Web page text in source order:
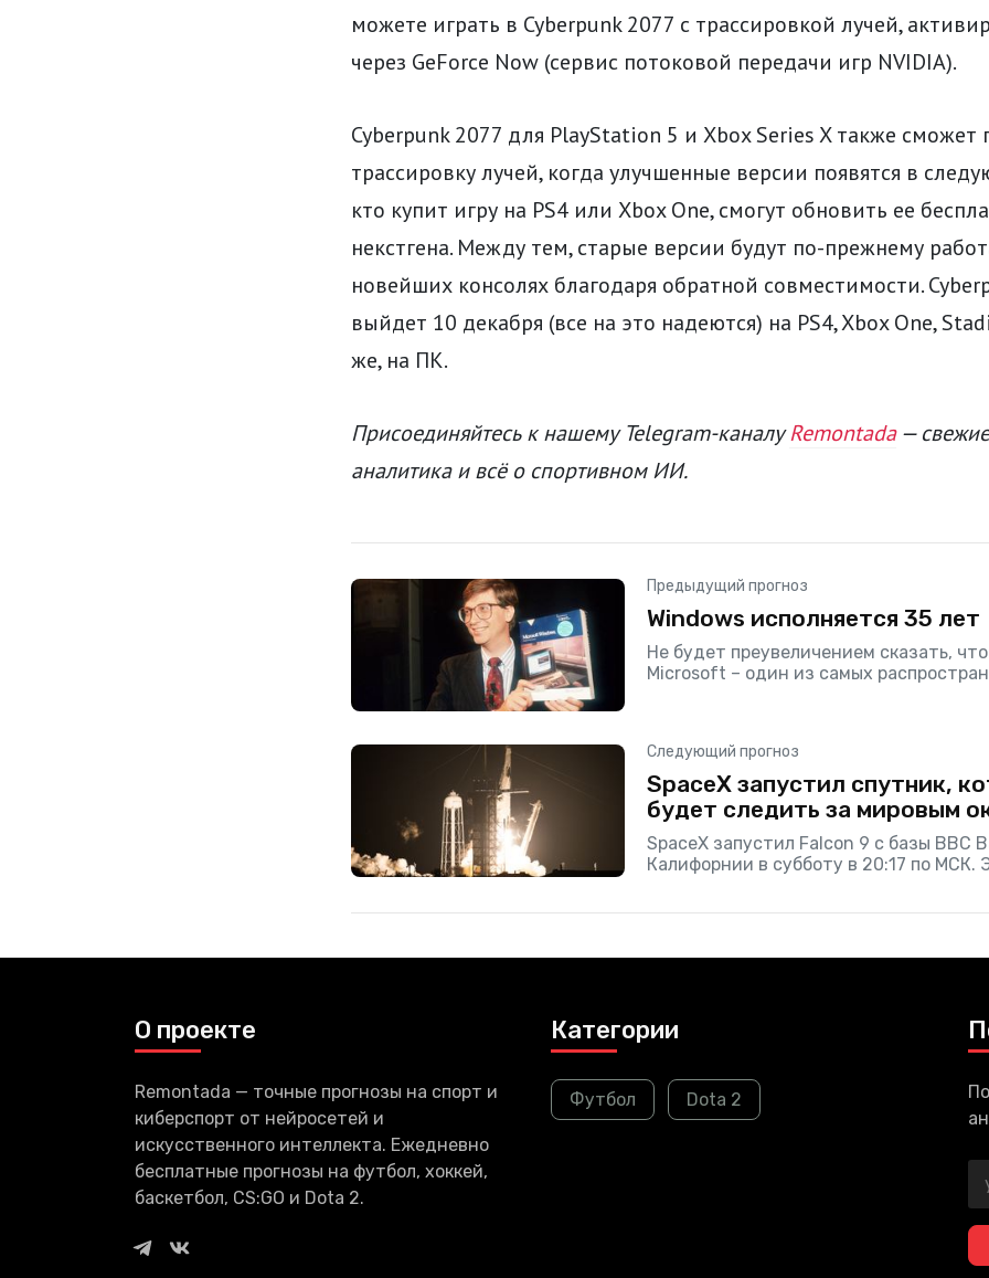
можете играть в Cyberpunk 2077 с трассировкой лучей,
через GeForce Now (сервис потоковой передачи игр NVIDIA).
Cyberpunk 2077 для PlayStation 5 и Xbox Series X также
трассировку лучей, когда улучшенные версии появятся в
кто купит игру на PS4 или Xbox One, смогут обновить ее
некстгена. Между тем, старые версии будут по-прежнему
новейших консолях благодаря обратной совместимости.
выйдет 10 декабря (все на это надеются) на PS4, Xbox One,
же, на ПК.
Присоединяйтесь к нашему Telegram-каналуRemontada—
аналитика и всё о спортивном ИИ.
Предыдущий прогноз
Windows исполняется 35 лет
Не будет преувеличением сказать,
Microsoft – один из самых
Следующий прогноз
SpaceX запустил спутник,
будет следить за мировым
SpaceX запустил Falcon 9 с базы ВВС
Калифорнии в субботу в 20:17 по МСК.
О проекте
Remontada — точные прогнозы на спорт и
киберспорт от нейросетей и
искусственного интеллекта. Ежедневно
бесплатные прогнозы на футбол, хоккей,
баскетбол, CS:GO и Dota 2.
Категории
Футбол Dota 2